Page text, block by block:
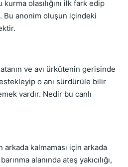
olasılığını ilk fark edip
Bu anonim oluşun içindeki
ve avı ürkütenin gerisinde
o anı sürdürüle bilir
vardır. Nedir bu canlı
arkada kalmaması için arkada
alanında ateş yakıcılığı,